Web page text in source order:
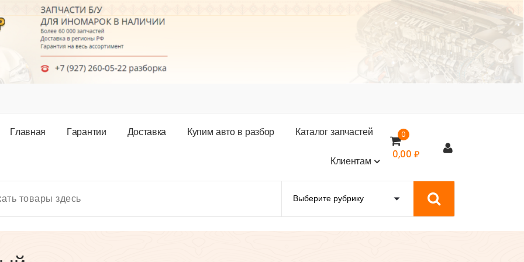
Главная Гарантии Доставка Купим авто в разбор Каталогзапчастей
Клиентам
0
0,00 ₽